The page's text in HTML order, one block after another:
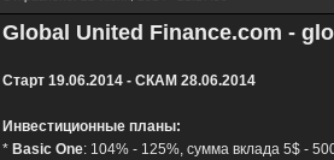
Global United Finance.com -
Старт 19.06.2014 - СКАМ 28.06.2014
Инвестиционные планы:
* Basic One: 104% - 125%, сумма вклада 5$ -